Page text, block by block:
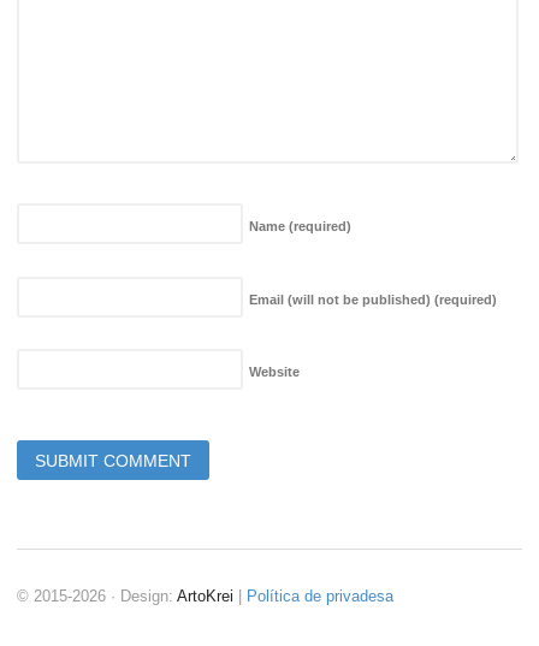
Name (required)
Email (will not be published) (required)
Website
© 2015-2026 · Design: ArtoKrei Política de privadesa